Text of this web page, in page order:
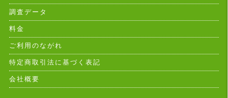
調査データ
料金
ご利用のながれ
特定商取引法に基づく表記
会社概要